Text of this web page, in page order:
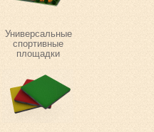
Универсальные
спортивные
площадки